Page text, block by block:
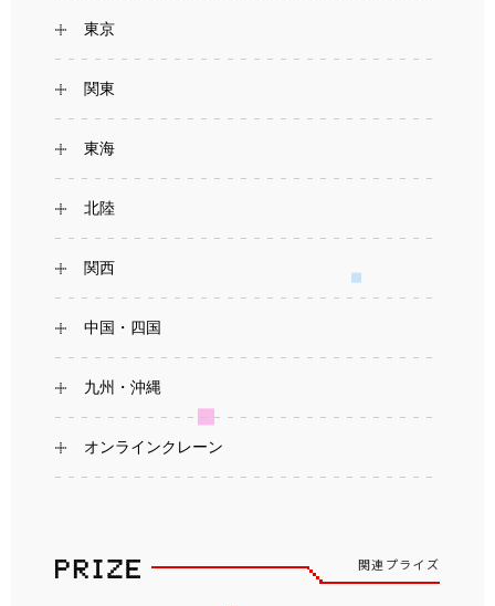
東京
関東
東海
北陸
関西
中国・四国
九州・沖縄
オンラインクレーン
関連プライズ